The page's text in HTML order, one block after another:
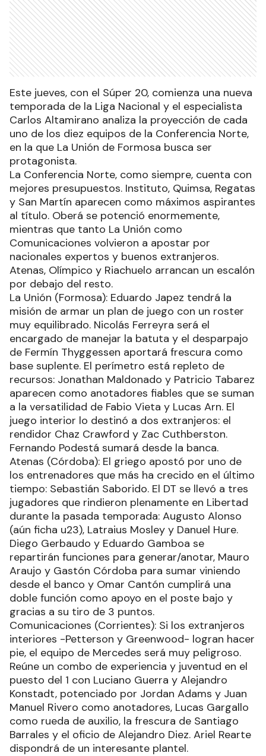
Este jueves, con el Súper 20, comienza una nueva
temporada de la Liga Nacional y el especialista
Carlos Altamirano analiza la proyección de cada
uno de los diez equipos de la Conferencia Norte,
en la que La Unión de Formosa busca ser
protagonista.
La Conferencia Norte, como siempre, cuenta con
mejores presupuestos. Instituto, Quimsa, Regatas
y San Martín aparecen como máximos aspirantes
al título. Oberá se potenció enormemente,
mientras que tanto La Unión como
Comunicaciones volvieron a apostar por
nacionales expertos y buenos extranjeros.
Atenas, Olímpico y Riachuelo arrancan un escalón
por debajo del resto.
La Unión (Formosa): Eduardo Japez tendrá la
misión de armar un plan de juego con un roster
muy equilibrado. Nicolás Ferreyra será el
encargado de manejar la batuta y el desparpajo
de Fermín Thyggessen aportará frescura como
base suplente. El perímetro está repleto de
recursos: Jonathan Maldonado y Patricio Tabarez
aparecen como anotadores fiables que se suman
a la versatilidad de Fabio Vieta y Lucas Arn. El
juego interior lo destinó a dos extranjeros: el
rendidor Chaz Crawford y Zac Cuthberston.
Fernando Podestá sumará desde la banca.
Atenas (Córdoba): El griego apostó por uno de
los entrenadores que más ha crecido en el último
tiempo: Sebastián Saborido. El DT se llevó a tres
jugadores que rindieron plenamente en Libertad
durante la pasada temporada: Augusto Alonso
(aún ficha u23), Latraius Mosley y Danuel Hure.
Diego Gerbaudo y Eduardo Gamboa se
repartirán funciones para generar/anotar, Mauro
Araujo y Gastón Córdoba para sumar viniendo
desde el banco y Omar Cantón cumplirá una
doble función como apoyo en el poste bajo y
gracias a su tiro de 3 puntos.
Comunicaciones (Corrientes): Si los extranjeros
interiores -Petterson y Greenwood- logran hacer
pie, el equipo de Mercedes será muy peligroso.
Reúne un combo de experiencia y juventud en el
puesto del 1 con Luciano Guerra y Alejandro
Konstadt, potenciado por Jordan Adams y Juan
Manuel Rivero como anotadores, Lucas Gargallo
como rueda de auxilio, la frescura de Santiago
Barrales y el oficio de Alejandro Diez. Ariel Rearte
dispondrá de un interesante plantel.